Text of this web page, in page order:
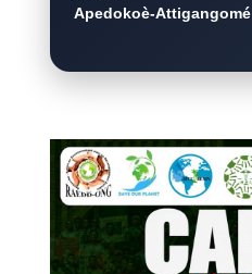
Apedokoè-Attigangomé